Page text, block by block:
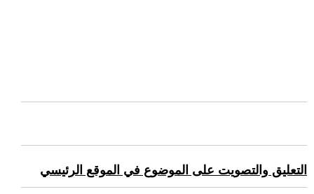
التعليق والتصويت على الموضوع في الموقع الرئيسي